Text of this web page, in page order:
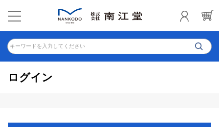
キーワードを入力してください
ログイン